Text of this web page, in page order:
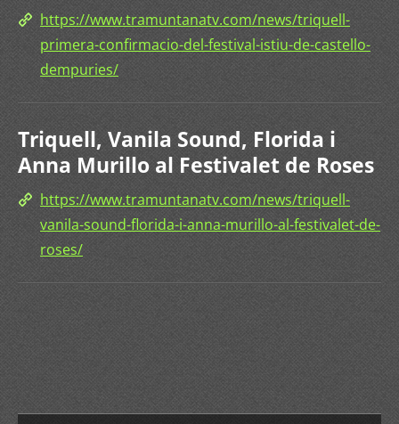
https://www.tramuntanatv.com/news/triquell-
primera-confirmacio-del-festival-istiu-de-castello-
dempuries/
Triquell, Vanila Sound, Florida i
Anna Murillo al Festivalet de Roses
https://www.tramuntanatv.com/news/triquell-
vanila-sound-florida-i-anna-murillo-al-festivalet-de-
roses/